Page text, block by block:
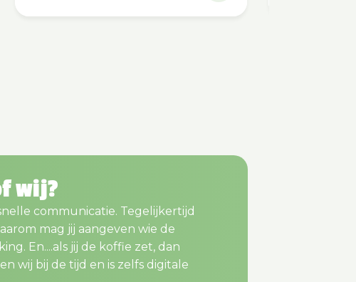
wij?
communicatie. Tegelijkertijd
mag jij aangeven wie de
En....als jij de koffie zet, dan
wij bij de tijd en is zelfs digitale